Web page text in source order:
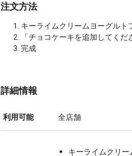
注文方法
キーライムクリームヨーグルト
「チョコケーキを追加してく
完成
詳細情報
利用可能 全店舗
キーライムクリ